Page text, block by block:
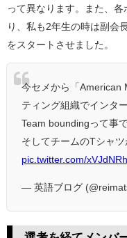
って異なります。また、
り、私も2年生の時は副会
をスタートさせました。
今セメから「American
ティング組織でインタ
Team boundingって事
そしてチームのTシャ
pic.twitter.com/
— 英語ブログ